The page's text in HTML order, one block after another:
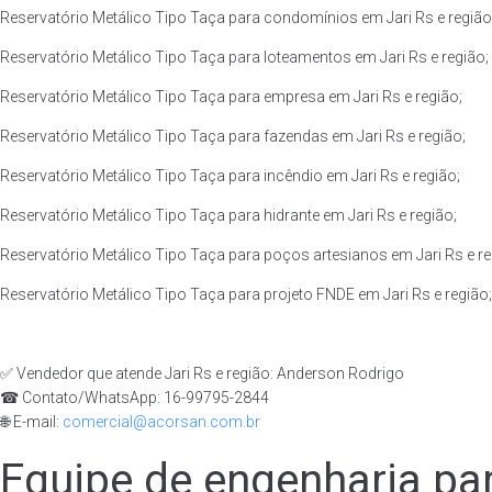
Reservatório Metálico Tipo Taça para condomínios em Jari Rs e
Reservatório Metálico Tipo Taça para loteamentos em Jari Rs e região;
Reservatório Metálico Tipo Taça para empresa em Jari Rs e região;
Reservatório Metálico Tipo Taça para fazendas em Jari Rs e região;
Reservatório Metálico Tipo Taça para incêndio em Jari Rs e região;
Reservatório Metálico Tipo Taça para hidrante em Jari Rs e região;
Reservatório Metálico Tipo Taça para poços artesianos em Jari Rs e
Reservatório Metálico Tipo Taça para projeto FNDE em Jari Rs e região;
✅ Vendedor que atende Jari Rs e região: Anderson Rodrigo
☎ Contato/WhatsApp: 16-99795-2844
🌐 E-mail: comercial@acorsan.com.br
Equipe de engenharia